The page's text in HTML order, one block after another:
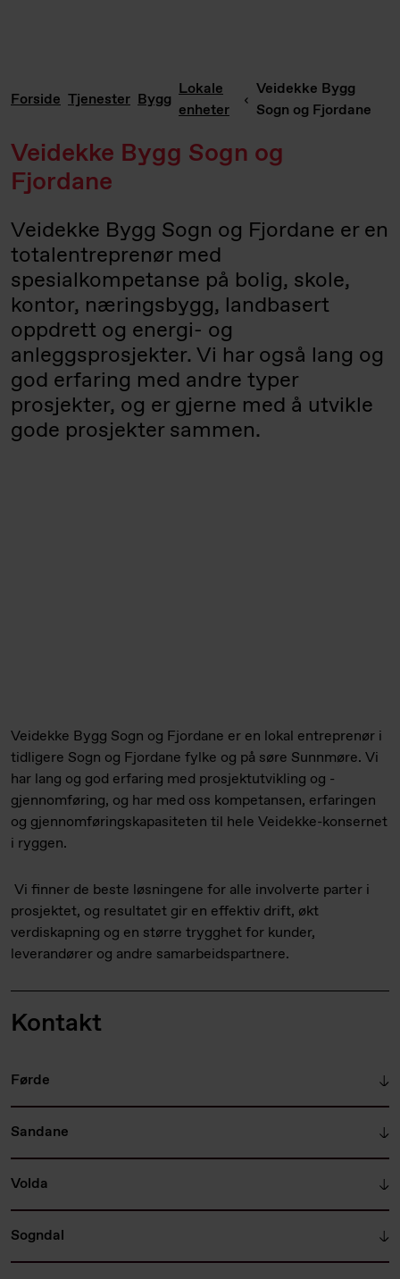
Forside Tjenester Bygg
Lokale
enheter
Veidekke Bygg
Sogn og Fjordane
Veidekke Bygg Sogn og
Fjordane
Veidekke Bygg Sogn og Fjordane er en
totalentreprenør med
spesialkompetanse på bolig, skole,
kontor, næringsbygg, landbasert
oppdrett og energi- og
anleggsprosjekter. Vi har også lang og
god erfaring med andre typer
prosjekter, og er gjerne med å utvikle
gode prosjekter sammen.
Veidekke Bygg Sogn og Fjordane er en lokal entreprenør i
tidligere Sogn og Fjordane fylke og på søre Sunnmøre. Vi
har lang og god erfaring med prosjektutvikling og -
gjennomføring, og har med oss kompetansen, erfaringen
og gjennomføringskapasiteten til hele Veidekke-konsernet
i ryggen.
Vi finner de beste løsningene for alle involverte parter i
prosjektet, og resultatet gir en effektiv drift, økt
verdiskapning og en større trygghet for kunder,
leverandører og andre samarbeidspartnere.
Kontakt
Førde
Sandane
Volda
Sogndal